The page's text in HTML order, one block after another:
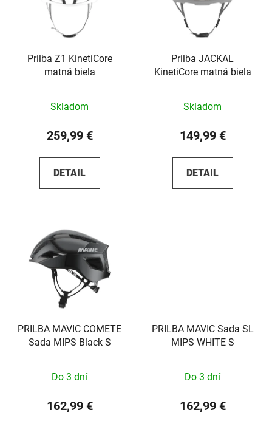
Prilba Z1 KinetiCore
matná biela
Skladom
259,99 €
DETAIL
Prilba JACKAL
KinetiCore matná biela
Skladom
149,99 €
DETAIL
PRILBA MAVIC COMETE
Sada MIPS Black S
Do 3 dní
162,99 €
PRILBA MAVIC Sada SL
MIPS WHITE S
Do 3 dní
162,99 €